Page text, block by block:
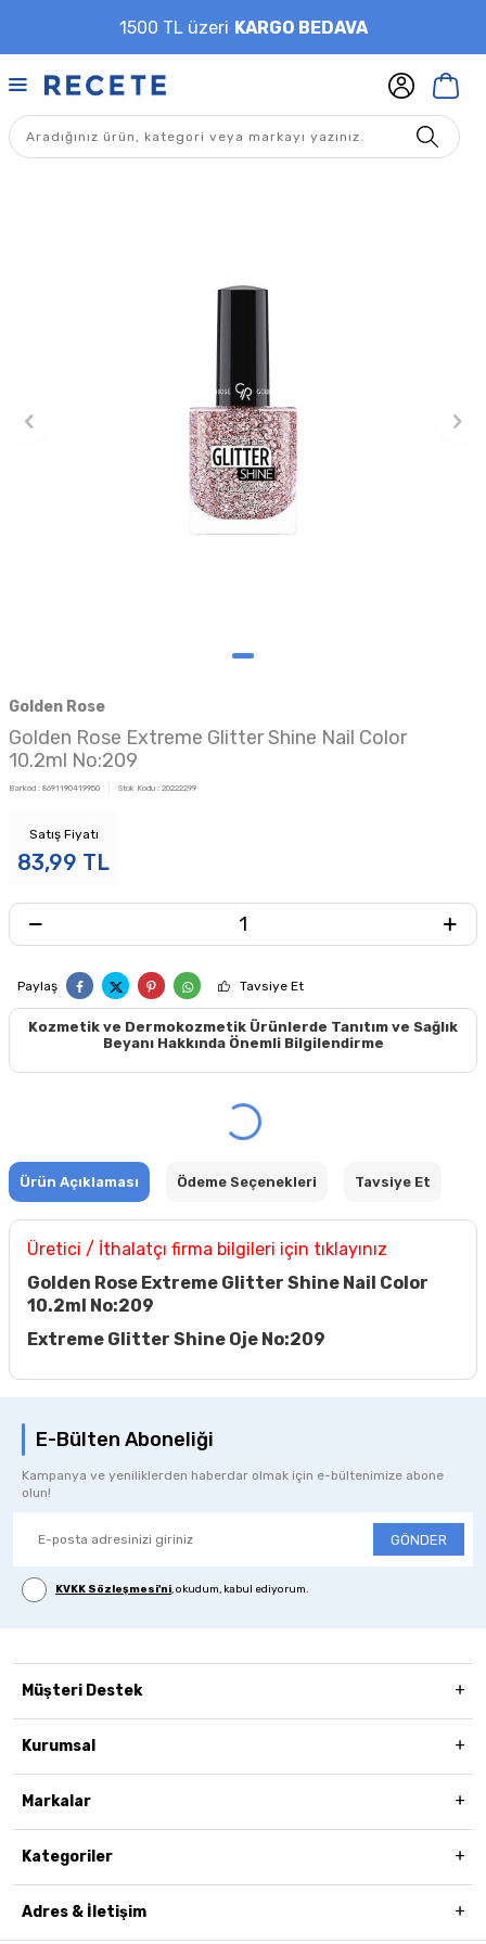
1500 TL üzeri KARGO BEDAVA
Golden Rose
Golden Rose Extreme Glitter Shine Nail Color
10.2ml No:209
Barkod : 8691190419950 Stok Kodu : 20222299
Satış Fiyatı
83,99 TL
Paylaş Tavsiye Et
Kozmetik ve Dermokozmetik Ürünlerde Tanıtım ve Sağlık
Beyanı Hakkında Önemli Bilgilendirme
Ürün Açıklaması Ödeme Seçenekleri Tavsiye Et
Üretici / İthalatçı firma bilgileri için tıklayınız
Golden Rose Extreme Glitter Shine Nail Color
10.2ml No:209
Extreme Glitter Shine Oje No:209
E-Bülten Aboneliği
Kampanya ve yeniliklerden haberdar olmak için e-bültenimize abone
olun!
GÖNDER
KVKK Sözleşmesi'ni, okudum, kabul ediyorum.
Müşteri Destek
Kurumsal
Markalar
Kategoriler
Adres & İletişim